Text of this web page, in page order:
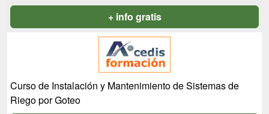
+ info gratis
Curso de Instalación y Mantenimiento de Sistemas de
Riego por Goteo